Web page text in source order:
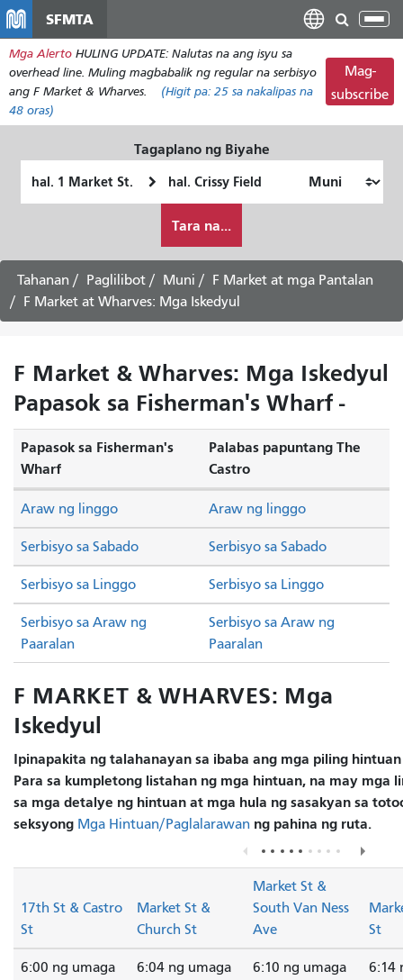
pangunahing
nilalaman
SFMTA
I-
ang
Mga Alerto HULING UPDATE: Nalutas na ang isyu sa
overhead line. Muling magbabalik ng regular na serbisyo
ang F Market & Wharves.
(Higit pa: 25 sa nakalipas na
48 oras)
Mag-
subscribe
Tagaplano ng Biyahe
ko
gustong
maglakbay
Tara na...
Tahanan Paglilibot Muni
F Market at mga Pantalan
F Market at Wharves: Mga Iskedyul
F Market & Wharves: Mga Iskedyul
Papasok sa Fisherman's Wharf -
Papasok sa Fisherman's
Wharf
Palabas papuntang The
Castro
Serbisyo sa Sabado Serbisyo sa Sabado
Serbisyo sa Linggo Serbisyo sa Linggo
Araw ng linggo Araw ng linggo
Serbisyo sa Araw ng
Paaralan
Serbisyo sa Araw ng
Paaralan
F MARKET & WHARVES: Mga
Iskedyul
Ipinapakita ng talahanayan sa ibaba ang mga piling
Para sa kumpletong listahan ng mga hintuan, na may mga
sa mga detalye ng hintuan at mga hula ng sasakyan sa
seksyong Mga Hintuan/Paglalarawan ng pahina ng ruta.
17th St & Castro
St
Market St &
Church St
Market St &
South Van Ness
Ave
St
6:00 ng umaga 6:04 ng umaga 6:10 ng umaga 6:14